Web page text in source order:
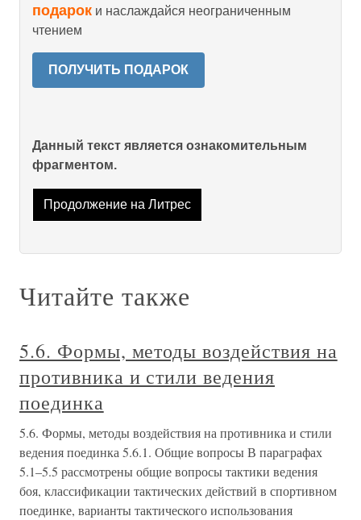
подарок и наслаждайся неограниченным
чтением
ПОЛУЧИТЬ ПОДАРОК
Данный текст является ознакомительным
фрагментом.
Продолжение на Литрес
Читайте также
5.6. Формы, методы воздействия на
противника и стили ведения
поединка
5.6. Формы, методы воздействия на противника и стили
ведения поединка 5.6.1. Общие вопросы В параграфах
5.1–5.5 рассмотрены общие вопросы тактики ведения
боя, классификации тактических действий в спортивном
поединке, варианты тактического использования